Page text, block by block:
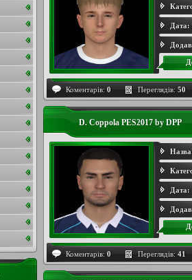
Дата:
Коментарів: 0 Переглядів: 50
D. Coppola PES2017 by DPP
Дата:
Коментарів: 0 Переглядів: 41